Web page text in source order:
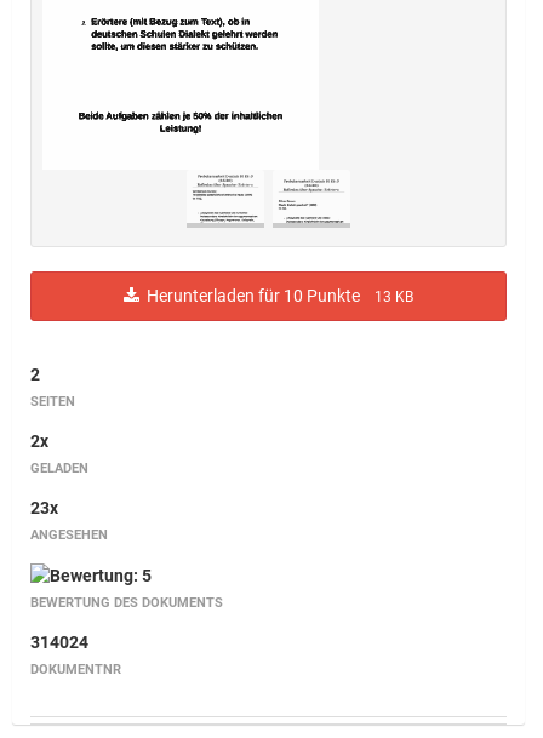
Herunterladen für 10 Punkte 13 KB
2
SEITEN
2x
GELADEN
23x
ANGESEHEN
BEWERTUNG DES DOKUMENTS
314024
DOKUMENTNR